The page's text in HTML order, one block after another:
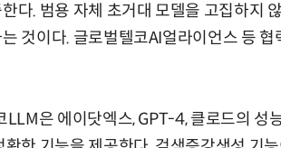
다. 범용 자체 초거대 모델을 고집하지
것이다. 글로벌텔코AI얼라이언스 등
LLM은 에이닷엑스, GPT-4, 클로드의 성